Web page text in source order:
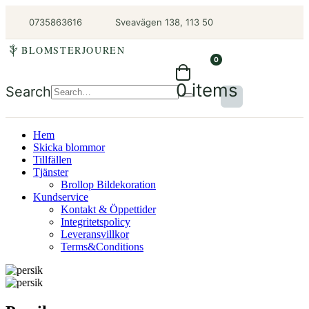
0735863616 Sveavägen 138, 113 50
BLOMSTERJOUREN
Search
0
0 items
Hem
Skicka blommor
Tillfällen
Tjänster
Brollop Bildekoration
Kundservice
Kontakt & Öppettider
Integritetspolicy
Leveransvillkor
Terms&Conditions